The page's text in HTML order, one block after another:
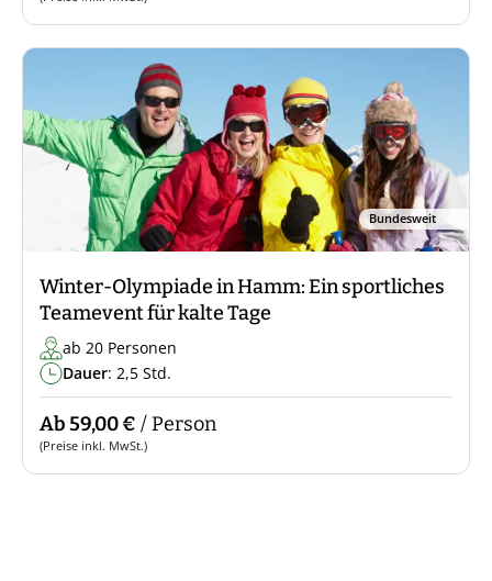
Bundesweit
Winter-Olympiade in Hamm: Ein sportliches
Teamevent für kalte Tage
ab 20 Personen
Dauer: 2,5 Std.
Ab 59,00 € / Person
(Preise inkl. MwSt.)